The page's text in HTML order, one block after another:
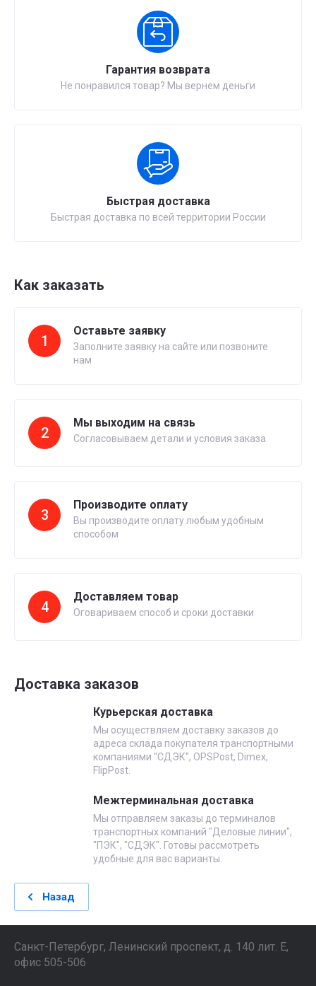
Гарантия возврата
Не понравился товар? Мы вернем деньги
Быстрая доставка
Быстрая доставка по всей территории России
Как заказать
1
Оставьте заявку
Заполните заявку на сайте или позвоните
нам
2
Мы выходим на связь
Согласовываем детали и условия заказа
3
Производите оплату
Вы производите оплату любым удобным
способом
4
Доставляем товар
Оговариваем способ и сроки доставки
Доставка заказов
Курьерская доставка
Мы осуществляем доставку заказов до
адреса склада покупателя транспортными
компаниями "СДЭК", OPSPost, Dimex,
FlipPost.
Межтерминальная доставка
Мы отправляем заказы до терминалов
транспортных компаний "Деловые линии",
"ПЭК", "СДЭК". Готовы рассмотреть
удобные для вас варианты.
Назад
Санкт-Петербург, Ленинский проспект, д. 140 лит. Е,
офис 505-506